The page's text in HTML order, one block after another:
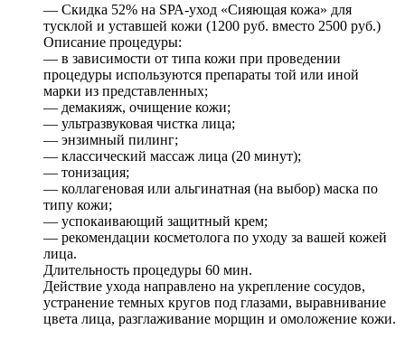
— Скидка 52% на SРА-уход «Сияющая кожа» для
тусклой и уставшей кожи (1200 руб. вместо 2500 руб.)
Описание процедуры:
— в зависимости от типа кожи при проведении
процедуры используются препараты той или иной
марки из представленных;
— демакияж, очищение кожи;
— ультразвуковая чистка лица;
— энзимный пилинг;
— классический массаж лица (20 минут);
— тонизация;
— коллагеновая или альгинатная (на выбор) маска по
типу кожи;
— успокаивающий защитный крем;
— рекомендации косметолога по уходу за вашей кожей
лица.
Длительность процедуры 60 мин.
Действие ухода направлено на укрепление сосудов,
устранение темных кругов под глазами, выравнивание
цвета лица, разглаживание морщин и омоложение кожи.